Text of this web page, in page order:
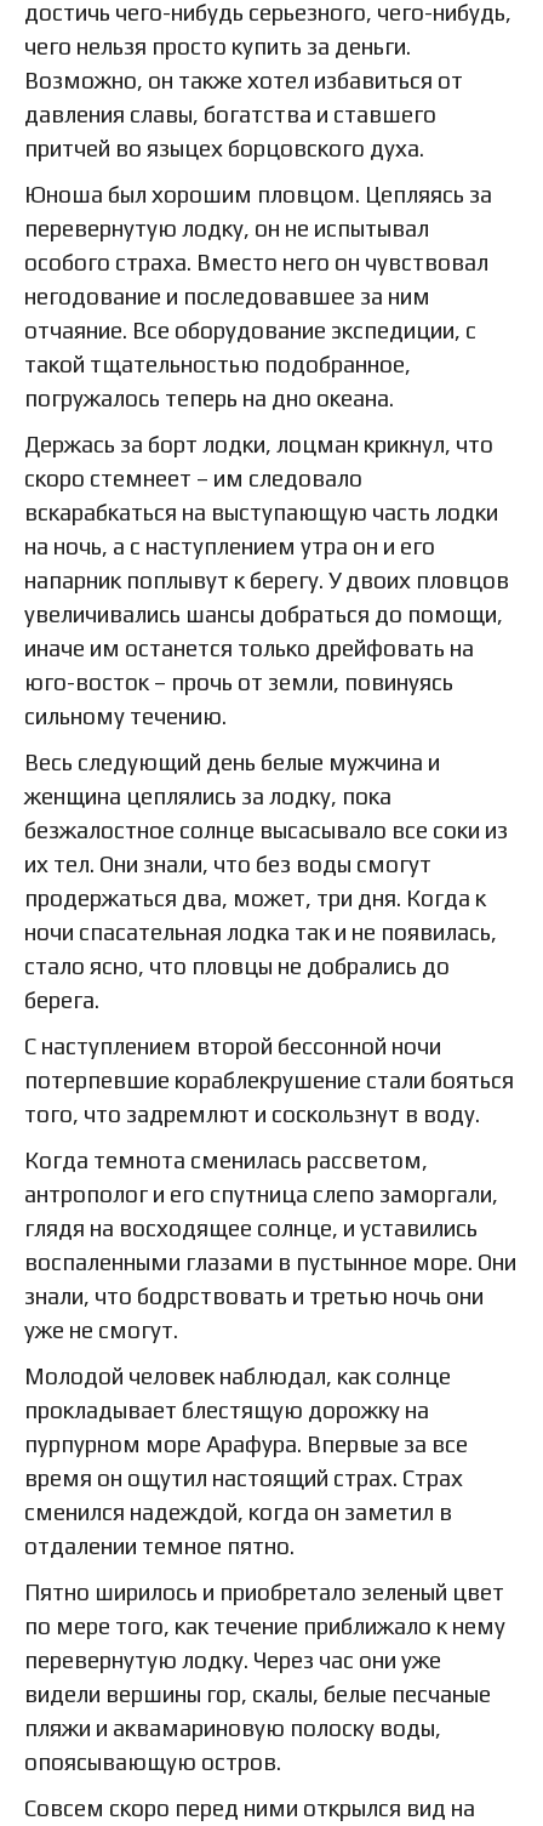
достичь чего-нибудь серьезного, чего-нибудь,
чего нельзя просто купить за деньги.
Возможно, он также хотел избавиться от
давления славы, богатства и ставшего
притчей во языцех борцовского духа.
Юноша был хорошим пловцом. Цепляясь за
перевернутую лодку, он не испытывал
особого страха. Вместо него он чувствовал
негодование и последовавшее за ним
отчаяние. Все оборудование экспедиции, с
такой тщательностью подобранное,
погружалось теперь на дно океана.
Держась за борт лодки, лоцман крикнул, что
скоро стемнеет – им следовало
вскарабкаться на выступающую часть лодки
на ночь, а с наступлением утра он и его
напарник поплывут к берегу. У двоих пловцов
увеличивались шансы добраться до помощи,
иначе им останется только дрейфовать на
юго-восток – прочь от земли, повинуясь
сильному течению.
Весь следующий день белые мужчина и
женщина цеплялись за лодку, пока
безжалостное солнце высасывало все соки из
их тел. Они знали, что без воды смогут
продержаться два, может, три дня. Когда к
ночи спасательная лодка так и не появилась,
стало ясно, что пловцы не добрались до
берега.
С наступлением второй бессонной ночи
потерпевшие кораблекрушение стали бояться
того, что задремлют и соскользнут в воду.
Когда темнота сменилась рассветом,
антрополог и его спутница слепо заморгали,
глядя на восходящее солнце, и уставились
воспаленными глазами в пустынное море. Они
знали, что бодрствовать и третью ночь они
уже не смогут.
Молодой человек наблюдал, как солнце
прокладывает блестящую дорожку на
пурпурном море Арафура. Впервые за все
время он ощутил настоящий страх. Страх
сменился надеждой, когда он заметил в
отдалении темное пятно.
Пятно ширилось и приобретало зеленый цвет
по мере того, как течение приближало к нему
перевернутую лодку. Через час они уже
видели вершины гор, скалы, белые песчаные
пляжи и аквамариновую полоску воды,
опоясывающую остров.
Совсем скоро перед ними открылся вид на